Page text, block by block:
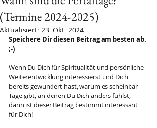
(Termine 2024-2025)
Aktualisiert: 23. Okt. 2024
Speichere Dir diesen Beitrag am besten ab.
;-)
Wenn Du Dich für Spiritualität und persönliche
Weiterentwicklung interessierst und Dich
bereits gewundert hast, warum es scheinbar
Tage gibt, an denen Du Dich anders fühlst,
dann ist dieser Beitrag bestimmt interessant
für Dich!